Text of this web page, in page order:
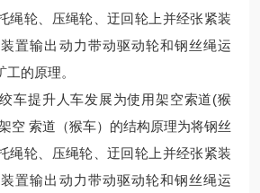
绳轮、压绳轮、迂回轮上并经张紧装
置输出动力带动驱动轮和钢丝绳运
的原理。
车提升人车发展为使用架空索道(猴
空 索道（猴车）的结构原理为将钢丝
绳轮、压绳轮、迂回轮上并经张紧装
置输出动力带动驱动轮和钢丝绳运